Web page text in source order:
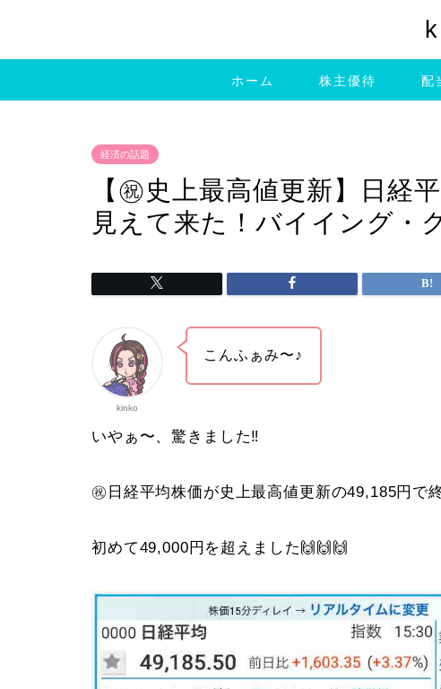
ホーム 株主優待 配
経済の話題
【㊗️史上最高値更新】日経
見えて来た！バイイング・
kinko
こんふぁみ〜♪
いやぁ〜、驚きました‼️
㊗️日経平均株価が史上最高値更新の49,185円で
初めて49,000円を超えました🙌🙌🙌